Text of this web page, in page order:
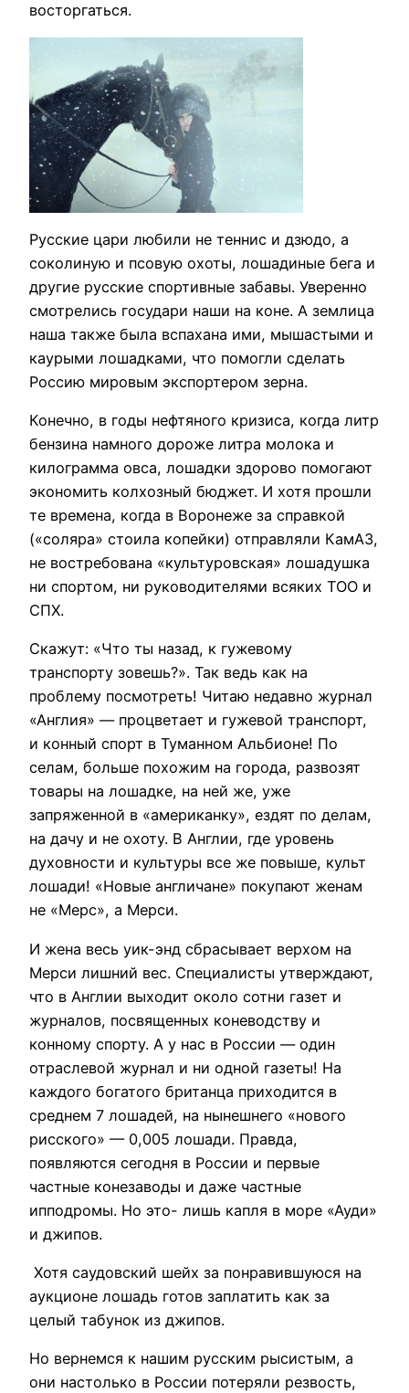
восторгаться.
Русские цари любили не теннис и дзюдо, а
соколиную и псовую охоты, лошадиные бега и
другие русские спортивные забавы. Уверенно
смотрелись государи наши на коне. А землица
наша также была вспахана ими, мышастыми и
каурыми лошадками, что помогли сделать
Россию мировым экспортером зерна.
Конечно, в годы нефтяного кризиса, когда литр
бензина намного дороже литра молока и
килограмма овса, лошадки здорово помогают
экономить колхозный бюджет. И хотя прошли
те времена, когда в Воронеже за справкой
(«соляра» стоила копейки) отправляли КамАЗ,
не востребована «культуровская» лошадушка
ни спортом, ни руководителями всяких ТОО и
СПХ.
Скажут: «Что ты назад, к гужевому
транспорту зовешь?». Так ведь как на
проблему посмотреть! Читаю недавно журнал
«Англия» — процветает и гужевой транспорт,
и конный спорт в Туманном Альбионе! По
селам, больше похожим на города, развозят
товары на лошадке, на ней же, уже
запряженной в «американку», ездят по делам,
на дачу и не охоту. В Англии, где уровень
духовности и культуры все же повыше, культ
лошади! «Новые англичане» покупают женам
не «Мерс», а Мерси.
И жена весь уик-энд сбрасывает верхом на
Мерси лишний вес. Специалисты утверждают,
что в Англии выходит около сотни газет и
журналов, посвященных коневодству и
конному спорту. А у нас в России — один
отраслевой журнал и ни одной газеты! На
каждого богатого британца приходится в
среднем 7 лошадей, на нынешнего «нового
рисского» — 0,005 лошади. Правда,
появляются сегодня в России и первые
частные конезаводы и даже частные
ипподромы. Но это- лишь капля в море «Ауди»
и джипов.
Хотя саудовский шейх за понравившуюся на
аукционе лошадь готов заплатить как за
целый табунок из джипов.
Но вернемся к нашим русским рысистым, а
они настолько в России потеряли резвость,